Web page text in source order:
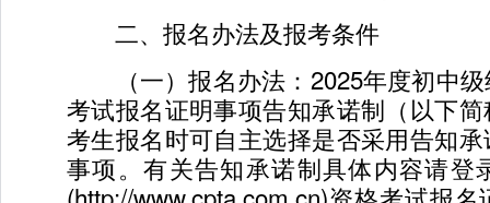
二、报名办法及报考条件
（一）报名办法：2025年度初中级
考试报名证明事项告知承诺制（以下
考生报名时可自主选择是否采用告知
事项。有关告知承诺制具体内容请登